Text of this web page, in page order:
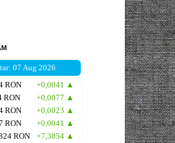
07 Aug 2026
RON
+0,0041 ▲
RON
+0,0077 ▲
RON
+0,0023 ▲
RON
+0,0041 ▲
RON
+7,3854 ▲